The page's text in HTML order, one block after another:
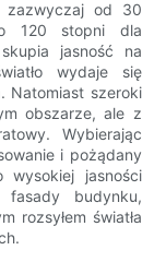
zazwyczaj od 30
120 stopni dla
jasność na
wydaje się
Natomiast szeroki
obszarze, ale z
Wybierając
i pożądany
wysokiej jasności
budynku,
rozsyłem światła